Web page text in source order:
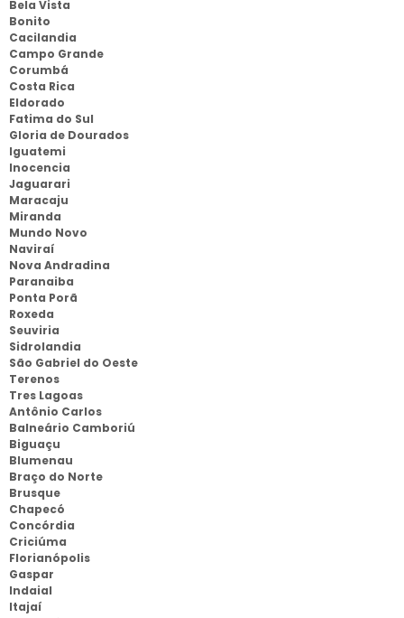
Bela Vista
Bonito
Cacilandia
Campo Grande
Corumbá
Costa Rica
Eldorado
Fatima do Sul
Gloria de Dourados
Iguatemi
Inocencia
Jaguarari
Maracaju
Miranda
Mundo Novo
Naviraí
Nova Andradina
Paranaiba
Ponta Porã
Roxeda
Seuviria
Sidrolandia
São Gabriel do Oeste
Terenos
Tres Lagoas
Antônio Carlos
Balneário Camboriú
Biguaçu
Blumenau
Braço do Norte
Brusque
Chapecó
Concórdia
Criciúma
Florianópolis
Gaspar
Indaial
Itajaí